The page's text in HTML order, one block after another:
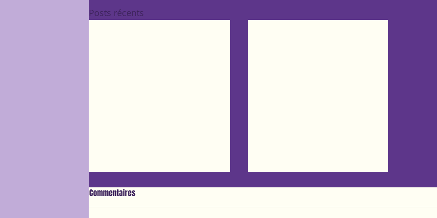
Posts récents
Commentaires